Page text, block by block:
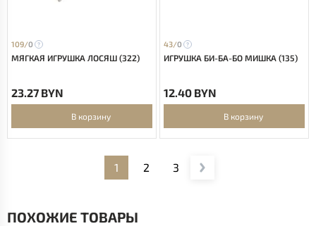
109/0
МЯГКАЯ ИГРУШКА ЛОСЯШ (322)
23.27 BYN
В корзину
43/0
ИГРУШКА БИ-БА-БО МИШКА (135)
12.40 BYN
В корзину
1 2 3
ПОХОЖИЕ ТОВАРЫ